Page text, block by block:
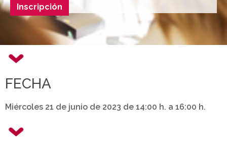
Inscripción
FECHA
Miércoles 21 de junio de 2023 de 14:00 h. a 16:00 h.